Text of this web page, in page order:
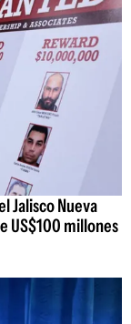
Jalisco Nueva
US$100 millones